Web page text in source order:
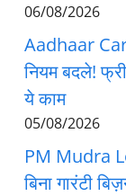
06/08/2026
Aadhaar
नियम बदले!
ये काम
05/08/2026
PM Mudra
बिना गारंटी